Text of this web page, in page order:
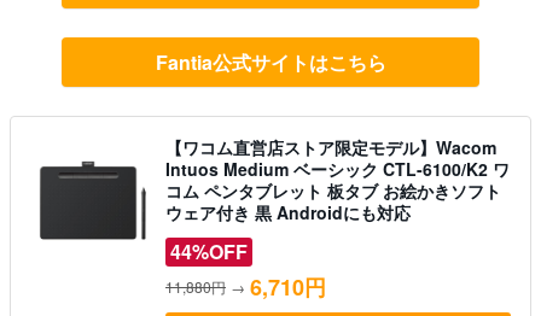
Fantia公式サイトはこちら
【ワコム直営店ストア限定モデル】Wacom
Intuos Medium ベーシック CTL-6100/K2 ワ
コム ペンタブレット 板タブ お絵かきソフト
ウェア付き 黒 Androidにも対応
44%OFF
11,880円 → 6,710円